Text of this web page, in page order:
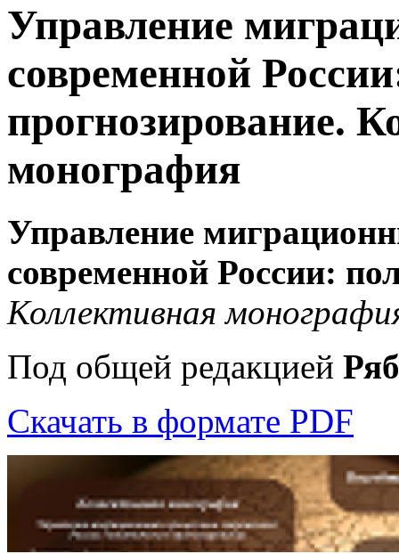
Управление
современной
прогнозирование.
монография
Управление
современной России:
Коллективная
Под общей редакцией
Скачать в формате PDF